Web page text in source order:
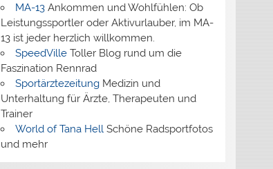
MA-13Ankommen und Wohlfühlen: Ob
Leistungssportler oder Aktivurlauber, im MA-
13 ist jeder herzlich willkommen.
SpeedVilleToller Blog rund um die
Faszination Rennrad
SportärztezeitungMedizin und
Unterhaltung für Ärzte, Therapeuten und
Trainer
World of Tana Hell Schöne Radsportfotos
und mehr